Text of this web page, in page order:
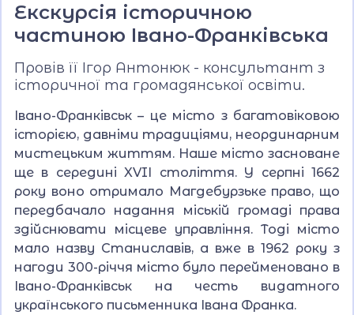
Екскурсія історичною
частиною Івано-Франківська
Провів її Ігор Антонюк - консультант з
історичної та громадянської освіти.
Івано-Франківськ – це місто з багатовіковою
історією, давніми традиціями, неординарним
мистецьким життям. Наше місто засноване
ще в середині XVIІ століття. У серпні 1662
року воно отримало Магдебурзьке право, що
передбачало надання міській громаді права
здійснювати місцеве управління. Тоді місто
мало назву Станиславів, а вже в 1962 року з
нагоди 300-річчя місто було перейменовано в
Івано-Франківськ на честь видатного
українського письменника Івана Франка.